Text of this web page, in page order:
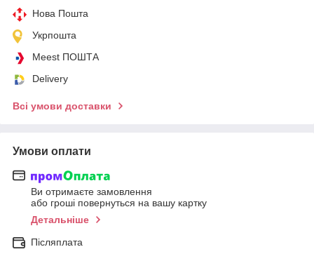
Нова Пошта
Укрпошта
Meest ПОШТА
Delivery
Всі умови доставки
Умови оплати
Ви отримаєте замовлення
або гроші повернуться на вашу картку
Детальніше
Післяплата